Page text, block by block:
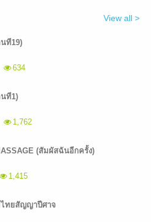
View all >
ที19)
634
ที1)
1,762
​(สัมผัสฉันอีกครั้ง)
1,415
ทยสัญญาปีศาจ